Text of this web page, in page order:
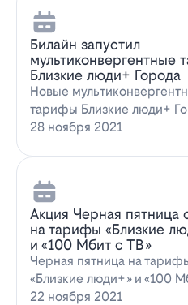
Билайн запустил
мультиконвергентные
Близкие люди+ Города
Новые
тарифы Близкие люди+
от БилайнОператор
28 ноября 2021
Акция Черная пятница
на тарифы «Близкие
и «100 Мбит с ТВ»
Черная пятница на
«Близкие люди+» и «100
с ТВ»Билайн пред…
22 ноября 2021